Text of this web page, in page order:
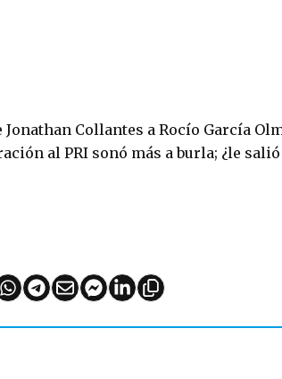
Jonathan Collantes a Rocío García
al PRI sonó más a burla; ¿le